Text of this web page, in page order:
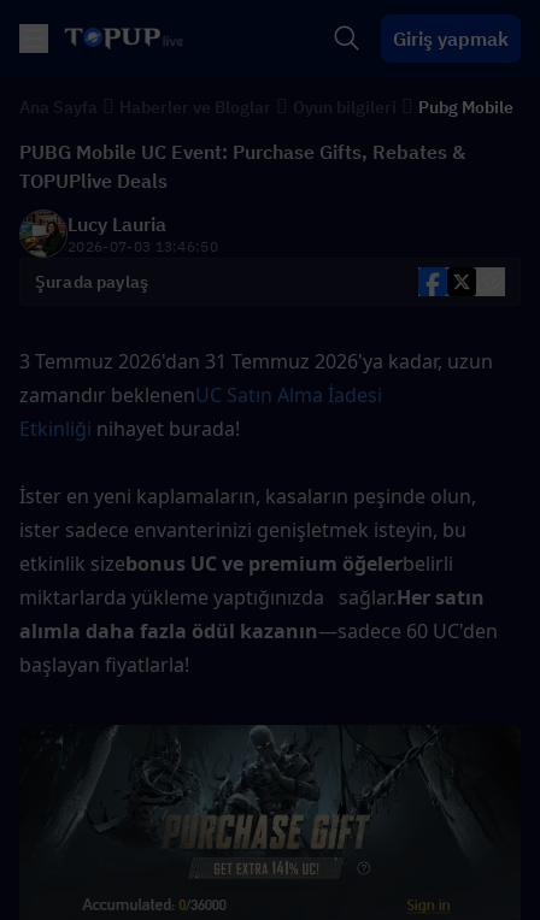
Giriş yapmak
Pubg Mobile
PUBG Mobile UC Event: Purchase Gifts, Rebates &
TOPUPlive Deals
Lucy Lauria
2026-07-03 13:46:50
Şurada paylaş
3 Temmuz 2026'dan 31 Temmuz 2026'ya kadar, uzun
zamandır beklenenUC Satın Alma İadesi
Etkinliği nihayet burada!
İster en yeni kaplamaların, kasaların peşinde olun,
ister sadece envanterinizi genişletmek isteyin, bu
etkinlik sizebonus UC ve premium öğelerbelirli
miktarlarda yükleme yaptığınızda   sağlar.Her satın
alımla daha fazla ödül kazanın—sadece 60 UC'den
başlayan fiyatlarla!